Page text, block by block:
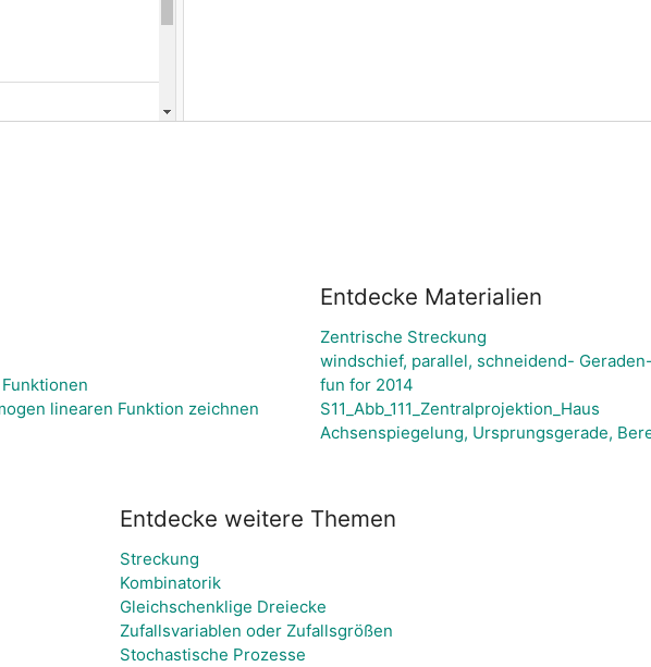
linearen Funktion zeichnen
Entdecke Materialien
Zentrische Streckung
windschief, parallel, schneidend-
fun for 2014
S11_Abb_111_Zentralprojektion_Haus
Achsenspiegelung, Ursprungsgerade,
Entdecke weitere Themen
Streckung
Kombinatorik
Gleichschenklige Dreiecke
Zufallsvariablen oder Zufallsgrößen
Stochastische Prozesse